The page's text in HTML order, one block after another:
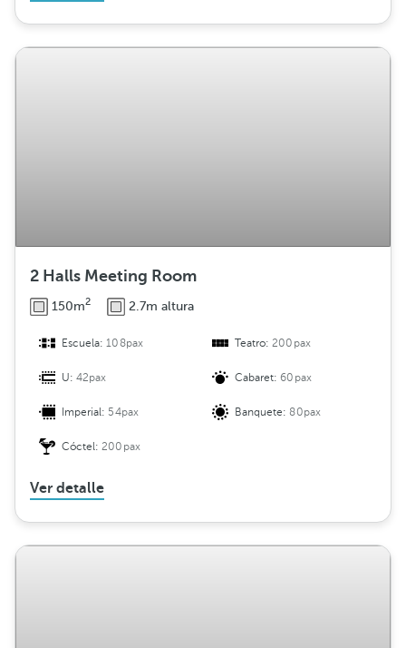
2 Halls Meeting Room
150m2 2.7m altura
Escuela:108pax Teatro:200pax
U:42pax Cabaret:60pax
Imperial: 54pax Banquete:80pax
Cóctel:200pax
Ver detalle